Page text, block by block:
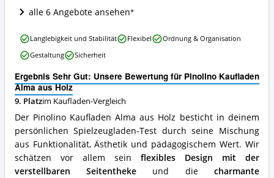
dieser
Kaufladen
alle 6 Angebote ansehen
Ergebnis Sehr Gut: Unsere Bewertung für Pinolino Kaufladen
Alma aus Holz
9. Platzim Kaufladen-Vergleich
Der Pinolino Kaufladen Alma aus Holz besticht in deinem
persönlichen Spielzeugladen-Test durch seine Mischung
aus Funktionalität, Ästhetik und pädagogischem Wert. Wir
schätzen vor allem sein flexibles Design mit der
verstellbaren Seitentheke und die charmante
Pinolino
Kaufladen
Alma
Holz
Vorteile:
Was
spricht
für
diesen
Kaufladen?
Langlebigkeit und Stabilität Flexibel
Ordnung & Organisation
Gestaltung
Sicherheit